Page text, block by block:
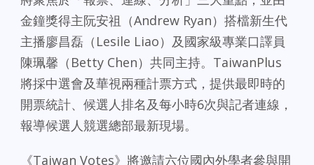
金鐘獎得主阮安祖（Andrew Ryan）搭檔新生代
主播廖昌磊（Lesile Liao）及國家級專業口譯員
陳珮馨（Betty Chen）共同主持。TaiwanPlus
將採中選會及華視兩種計票方式，提供最即時的
開票統計、候選人排名及每小時6次與記者連線，
報導候選人競選總部最新現場。
《Taiwan Votes》將邀請六位國內外學者參與開